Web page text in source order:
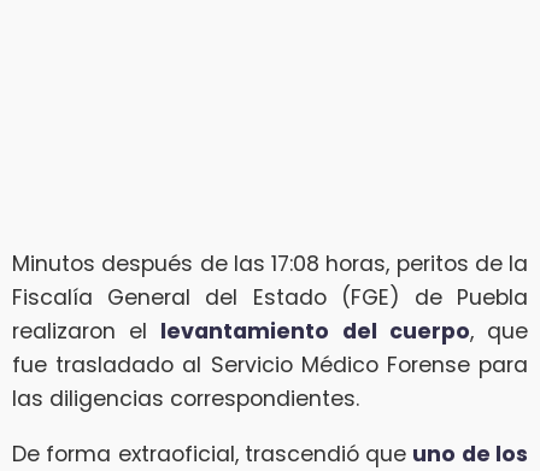
Minutos después de las 17:08 horas, peritos de la
Fiscalía General del Estado (FGE) de Puebla
realizaron el levantamiento del cuerpo, que
fue trasladado al Servicio Médico Forense para
las diligencias correspondientes.
De forma extraoficial, trascendió que uno de los